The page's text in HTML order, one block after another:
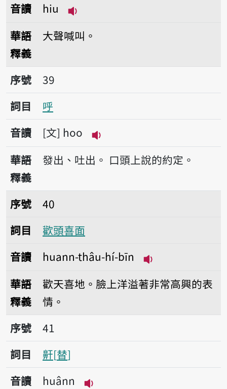
音讀
hiu
華語
釋義
大聲喊叫。
序號39呼
序號
39
詞目
呼
音讀
文 hoo
播放音讀hoo
華語
釋義
發出、吐出。 口頭上說的約定。
序號40歡頭喜面
序號
40
詞目
歡頭喜面
音讀
huann-thâu-hí-bīn
華語
釋義
歡天喜地。臉上洋溢著非常高興的表
情。
序號41鼾
序號
41
詞目
鼾 替
音讀
huânn